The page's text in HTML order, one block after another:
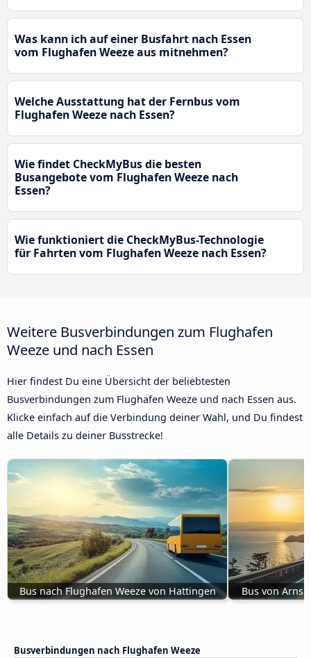
Was kann ich auf einer Busfahrt nach Essen
vom Flughafen Weeze aus mitnehmen?
Welche Ausstattung hat der Fernbus vom
Flughafen Weeze nach Essen?
Wie findet CheckMyBus die besten
Busangebote vom Flughafen Weeze nach
Essen?
Wie funktioniert die CheckMyBus-Technologie
für Fahrten vom Flughafen Weeze nach Essen?
Weitere Busverbindungen zum Flughafen
Weeze und nach Essen
Hier findest Du eine Übersicht der beliebtesten
Busverbindungen zum Flughafen Weeze und nach Essen aus.
Klicke einfach auf die Verbindung deiner Wahl, und Du findest
alle Details zu deiner Busstrecke!
Bus nach Flughafen Weeze von Hattingen Bus von
Busverbindungen nach Flughafen Weeze